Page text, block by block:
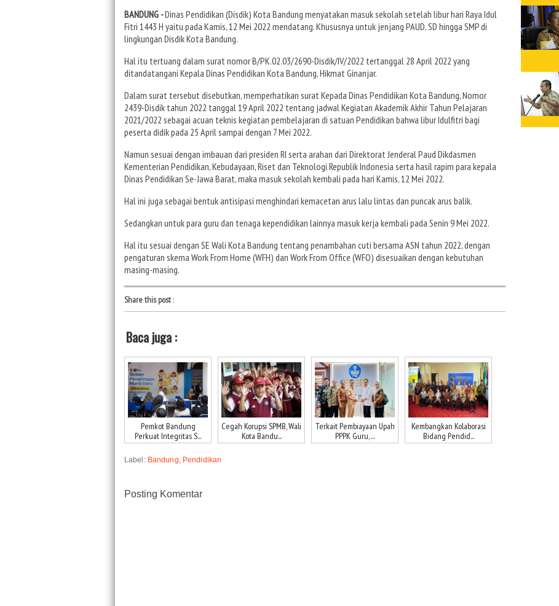
BANDUNG -Dinas Pendidikan (Disdik) Kota Bandung menyatakan masuk sekolah setelah libur hari Raya Idul
Fitri 1443 H yaitu pada Kamis, 12 Mei 2022 mendatang. Khususnya untuk jenjang PAUD, SD hingga SMP di
lingkungan Disdik Kota Bandung.
Hal itu tertuang dalam surat nomor B/PK.02.03/2690-Disdik/IV/2022 tertanggal 28 April 2022 yang
ditandatangani Kepala Dinas Pendidikan Kota Bandung, Hikmat Ginanjar.
Dalam surat tersebut disebutkan, memperhatikan surat Kepada Dinas Pendidikan Kota Bandung, Nomor
2439-Disdik tahun 2022 tanggal 19 April 2022 tentang jadwal Kegiatan Akademik Akhir Tahun Pelajaran
2021/2022 sebagai acuan teknis kegiatan pembelajaran di satuan Pendidikan bahwa libur Idulfitri bagi
peserta didik pada 25 April sampai dengan 7 Mei 2022.
Namun sesuai dengan imbauan dari presiden RI serta arahan dari Direktorat Jenderal Paud Dikdasmen
Kementerian Pendidikan, Kebudayaan, Riset dan Teknologi Republik Indonesia serta hasil rapim para kepala
Dinas Pendidikan Se-Jawa Barat, maka masuk sekolah kembali pada hari Kamis, 12 Mei 2022.
Hal ini juga sebagai bentuk antisipasi menghindari kemacetan arus lalu lintas dan puncak arus balik.
Sedangkan untuk para guru dan tenaga kependidikan lainnya masuk kerja kembali pada Senin 9 Mei 2022.
Hal itu sesuai dengan SE Wali Kota Bandung tentang penambahan cuti bersama ASN tahun 2022, dengan
pengaturan skema Work From Home (WFH) dan Work From Office (WFO) disesuaikan dengan kebutuhan
masing-masing.
Share this post:
Baca juga :
Pemkot Bandung
Perkuat Integritas S...
Cegah Korupsi SPMB, Wali
Kota Bandu...
Terkait Pembiayaan Upah
PPPK Guru, ...
Kembangkan Kolaborasi
Bidang Pendid...
Label: Bandung Pendidikan
Posting Komentar